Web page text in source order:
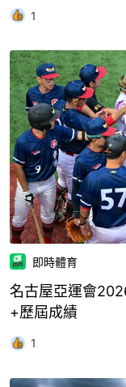
1
即時體育
名古屋亞運會
+歷屆成績
1